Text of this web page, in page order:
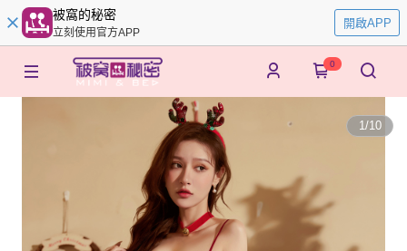
被窩的秘密
立刻使用官方APP
開啟APP
0
1/10